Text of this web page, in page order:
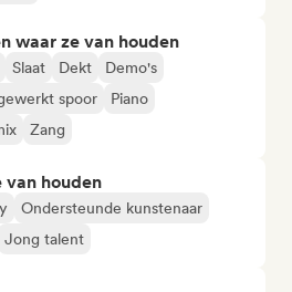
waar ze van houden
Slaat Dekt
Demo's
spoor
Piano
Zang
van houden
Ondersteunde kunstenaar
Jong talent